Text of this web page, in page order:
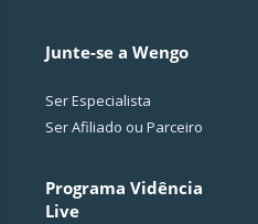
Junte-se a Wengo
Ser Especialista
Ser Afiliado ou Parceiro
Programa Vidência
Live